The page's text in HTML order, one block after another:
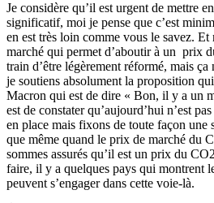
Je considère qu’il est urgent de mettre
significatif, moi je pense que c’est
en est très loin comme vous le savez. Et
marché qui permet d’aboutir à un prix
train d’être légèrement réformé, mais ça
je soutiens absolument la proposition
Macron qui est de dire « Bon, il y a un
est de constater qu’aujourd’hui n’est
en place mais fixons de toute façon une
que même quand le prix de marché du
sommes assurés qu’il est un prix du
faire, il y a quelques pays qui montrent
peuvent s’engager dans cette voie-là.